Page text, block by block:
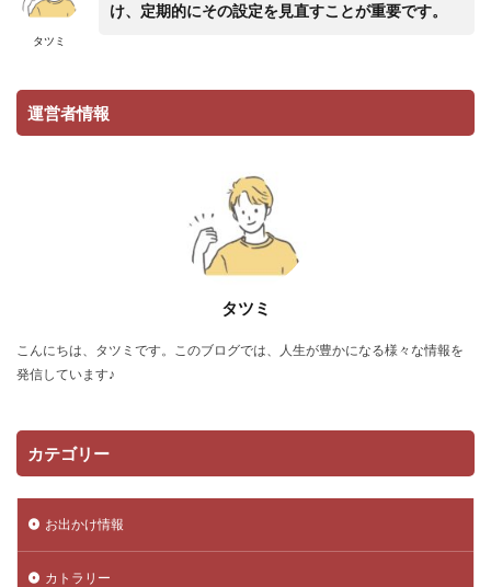
タツミ
け、定期的にその設定を見直すことが重要です。
運営者情報
タツミ
こんにちは、タツミです。このブログでは、人生が豊かになる様々な情報を
発信しています♪
カテゴリー
お出かけ情報
カトラリー